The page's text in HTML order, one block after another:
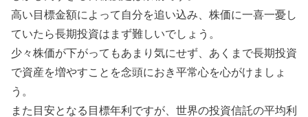
高い目標金額によって自分を追い込み、株価に一喜一憂し
ていたら長期投資はまず難しいでしょう。
少々株価が下がってもあまり気にせず、あくまで長期投資
で資産を増やすことを念頭におき平常心を心がけましょ
う。
また目安となる目標年利ですが、世界の投資信託の平均利